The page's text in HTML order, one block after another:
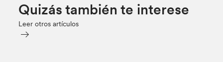
Quizás también te interese
Leer otros artículos